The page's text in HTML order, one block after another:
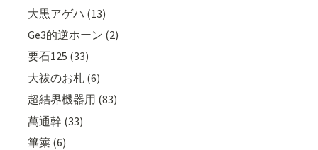
大黒アゲハ (13)
Ge3的逆ホーン (2)
要石125 (33)
大祓のお札 (6)
超結界機器用 (83)
萬通幹 (33)
篳篥 (6)